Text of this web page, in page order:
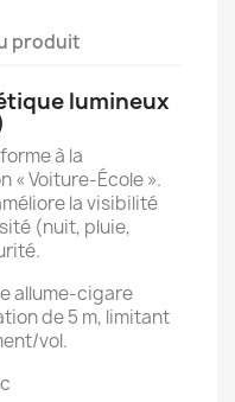
produit
lumineux
à la
« Voiture-École ».
la visibilité
(nuit, pluie,
allume-cigare
de 5 m, limitant
vol.